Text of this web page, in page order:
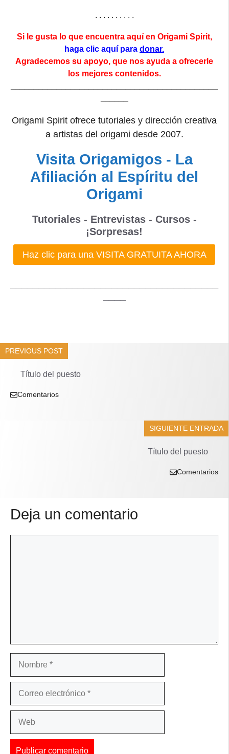
. . . . . . . . . .
Si le gusta lo que encuentra aquí en Origami Spirit,
haga clic aquí para donar.
Agradecemos su apoyo, que nos ayuda a ofrecerle
los mejores contenidos.
Origami Spirit ofrece tutoriales y dirección creativa
a artistas del origami desde 2007.
Visita Origamigos - La
Afiliación al Espíritu del
Origami
Tutoriales - Entrevistas - Cursos -
¡Sorpresas!
Haz clic para una VISITA GRATUITA AHORA
PREVIOUS POST
Título del puesto
Comentarios
SIGUIENTE ENTRADA
Título del puesto
Comentarios
Deja un comentario